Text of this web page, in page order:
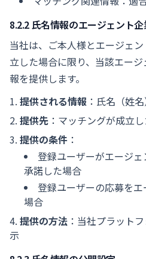
8.2.2 氏名情報のエージェント
当社は、ご本人様とエージェ
立した場合に限り、当該エー
報を提供します。
提供される情報 ：氏名（姓名
提供先 ：マッチングが成立
提供の条件 ：
登録ユーザーがエージ
承諾した場合
登録ユーザーの応募を
場合
提供の方法 ：当社プラット
示